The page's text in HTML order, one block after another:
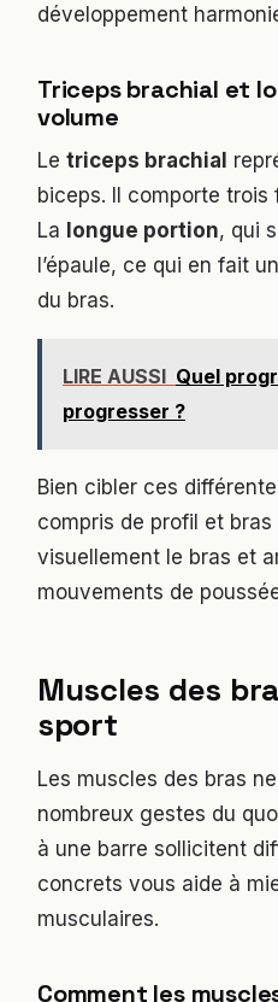
développement
Triceps brachial et
volume
Le triceps brachial
biceps. Il comporte
La longue portion, qui
l’épaule, ce qui en fait
du bras.
LIRE AUSSI Quel
progresser ?
Bien cibler ces
compris de profil et
visuellement le bras et
mouvements de
Muscles des
sport
Les muscles des bras
nombreux gestes du
à une barre sollicitent
concrets vous aide à
musculaires.
Comment les